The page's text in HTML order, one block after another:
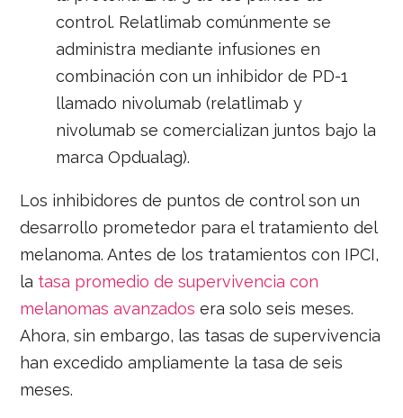
control. Relatlimab comúnmente se
administra mediante infusiones en
combinación con un inhibidor de PD-1
llamado nivolumab (relatlimab y
nivolumab se comercializan juntos bajo la
marca Opdualag).
Los inhibidores de puntos de control son un
desarrollo prometedor para el tratamiento del
melanoma. Antes de los tratamientos con IPCI,
la tasa promedio de supervivencia con
melanomas avanzados era solo seis meses.
Ahora, sin embargo, las tasas de supervivencia
han excedido ampliamente la tasa de seis
meses.